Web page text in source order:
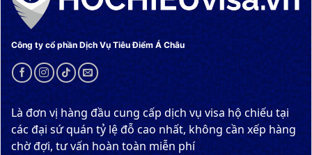
Công ty cổ phần Dịch Vụ Tiêu Điểm Á Châu
Là đơn vị hàng đầu cung cấp dịch vụ visa hộ chiếu tại
các đại sứ quán tỷ lệ đỗ cao nhất, không cần xếp hàng
chờ đợi, tư vấn hoàn toàn miễn phí